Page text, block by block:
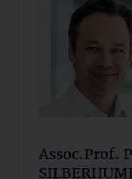
Assoc.Prof.